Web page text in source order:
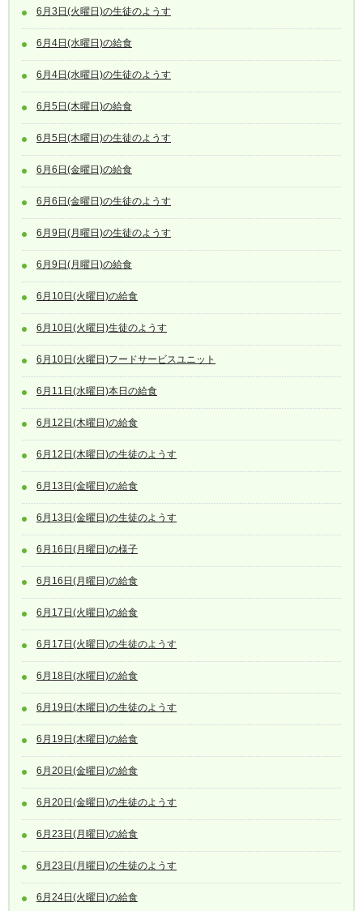
6月3日(火曜日)の生徒のようす
6月4日(水曜日)の給食
6月4日(水曜日)の生徒のようす
6月5日(木曜日)の給食
6月5日(木曜日)の生徒のようす
6月6日(金曜日)の給食
6月6日(金曜日)の生徒のようす
6月9日(月曜日)の生徒のようす
6月9日(月曜日)の給食
6月10日(火曜日)の給食
6月10日(火曜日)生徒のようす
6月10日(火曜日)フードサービスユニット
6月11日(水曜日)本日の給食
6月12日(木曜日)の給食
6月12日(木曜日)の生徒のようす
6月13日(金曜日)の給食
6月13日(金曜日)の生徒のようす
6月16日(月曜日)の様子
6月16日(月曜日)の給食
6月17日(火曜日)の給食
6月17日(火曜日)の生徒のようす
6月18日(水曜日)の給食
6月19日(木曜日)の生徒のようす
6月19日(木曜日)の給食
6月20日(金曜日)の給食
6月20日(金曜日)の生徒のようす
6月23日(月曜日)の給食
6月23日(月曜日)の生徒のようす
6月24日(火曜日)の給食